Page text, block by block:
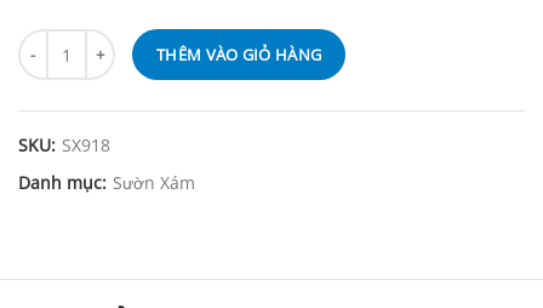
THÊM VÀO GIỎ HÀNG
SKU: SX918
Danh mục: Sườn Xám